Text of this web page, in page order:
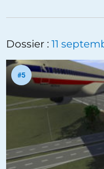
Dossier : 11
#5